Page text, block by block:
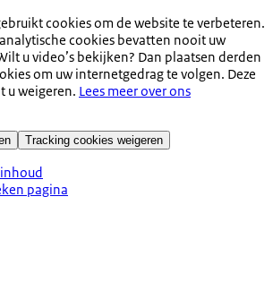
cookies om de website te verbeteren.
cookies bevatten nooit uw
u video’s bekijken? Dan plaatsen derden
om uw internetgedrag te volgen. Deze
u weigeren. Lees meer over ons
Tracking cookies weigeren
pagina